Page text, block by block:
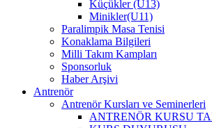
Küçükler (U13)
Minikler(U11)
Paralimpik Masa Tenisi
Konaklama Bilgileri
Milli Takım Kampları
Sponsorluk
Haber Arşivi
Antrenör
Antrenör Kursları ve Seminerleri
ANTRENÖR KURSU